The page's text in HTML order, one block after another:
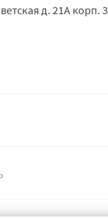
д. 21А корп. 3